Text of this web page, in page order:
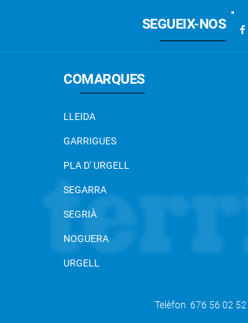
SEGUEIX-NOS
COMARQUES
LLEIDA
GARRIGUES
PLA D' URGELL
SEGARRA
SEGRIÀ
NOGUERA
URGELL
Telèfon 676 56 02